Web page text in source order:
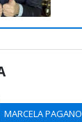
MARCELA PAGANO